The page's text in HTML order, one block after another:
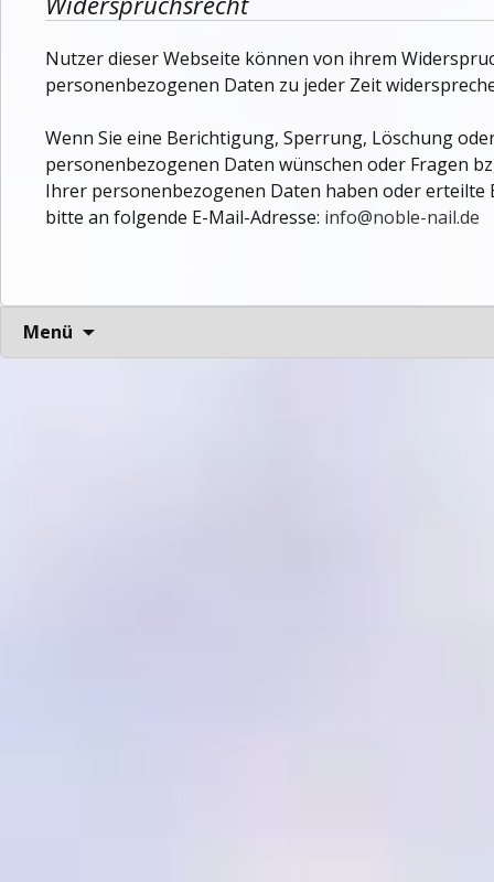
Nutzer dieser Webseite können von ihrem
personenbezogenen Daten zu jeder Zeit
Wenn Sie eine Berichtigung, Sperrung, Löschung
personenbezogenen Daten wünschen oder Fragen
Ihrer personenbezogenen Daten haben oder
bitte an folgende E-Mail-Adresse: info@noble-nail.de
Menü